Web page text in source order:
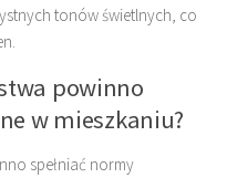
tonów świetlnych, co
powinno
w mieszkaniu?
spełniać normy